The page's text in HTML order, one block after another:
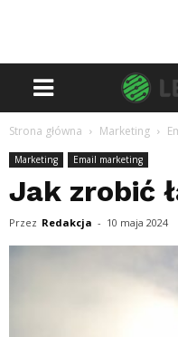
Strona główna Marketing
Marketing Email marketing
Jak zrobić
Przez Redakcja - 10 maja 2024